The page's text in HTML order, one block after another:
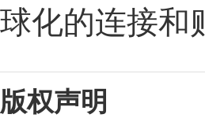
球化的连接和
版权声明